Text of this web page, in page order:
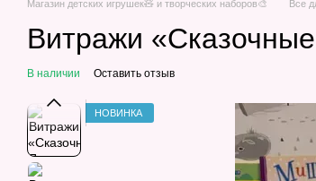
Магазин детских игрушек🧸 и творческих наборов🎨 Все
Витражи
В наличии Оставить отзыв
НОВИНКА